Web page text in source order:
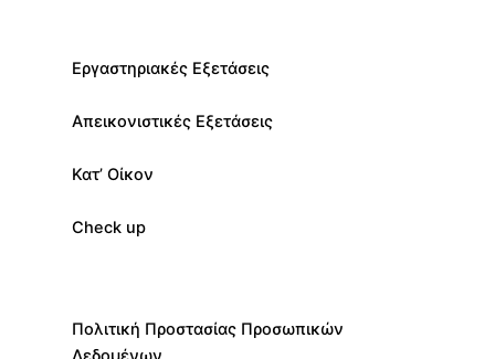
Εργαστηριακές Εξετάσεις
Απεικονιστικές Εξετάσεις
Κατ’ Οίκον
Check up
Πολιτική Προστασίας Προσωπικών